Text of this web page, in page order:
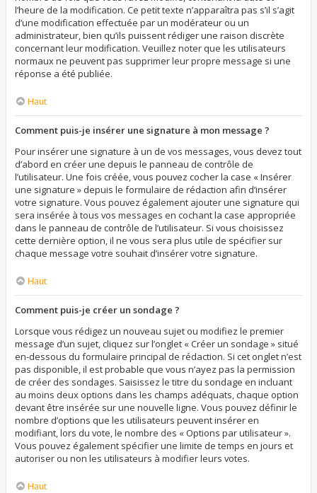
l’heure de la modification. Ce petit texte n’apparaîtra pas s’il s’agit
d’une modification effectuée par un modérateur ou un
administrateur, bien qu’ils puissent rédiger une raison discrète
concernant leur modification. Veuillez noter que les utilisateurs
normaux ne peuvent pas supprimer leur propre message si une
réponse a été publiée.
Haut
Comment puis-je insérer une signature à mon message ?
Pour insérer une signature à un de vos messages, vous devez tout
d’abord en créer une depuis le panneau de contrôle de
l’utilisateur. Une fois créée, vous pouvez cocher la case « Insérer
une signature » depuis le formulaire de rédaction afin d’insérer
votre signature. Vous pouvez également ajouter une signature qui
sera insérée à tous vos messages en cochant la case appropriée
dans le panneau de contrôle de l’utilisateur. Si vous choisissez
cette dernière option, il ne vous sera plus utile de spécifier sur
chaque message votre souhait d’insérer votre signature.
Haut
Comment puis-je créer un sondage ?
Lorsque vous rédigez un nouveau sujet ou modifiez le premier
message d’un sujet, cliquez sur l’onglet « Créer un sondage » situé
en-dessous du formulaire principal de rédaction. Si cet onglet n’est
pas disponible, il est probable que vous n’ayez pas la permission
de créer des sondages. Saisissez le titre du sondage en incluant
au moins deux options dans les champs adéquats, chaque option
devant être insérée sur une nouvelle ligne. Vous pouvez définir le
nombre d’options que les utilisateurs peuvent insérer en
modifiant, lors du vote, le nombre des « Options par utilisateur ».
Vous pouvez également spécifier une limite de temps en jours et
autoriser ou non les utilisateurs à modifier leurs votes.
Haut